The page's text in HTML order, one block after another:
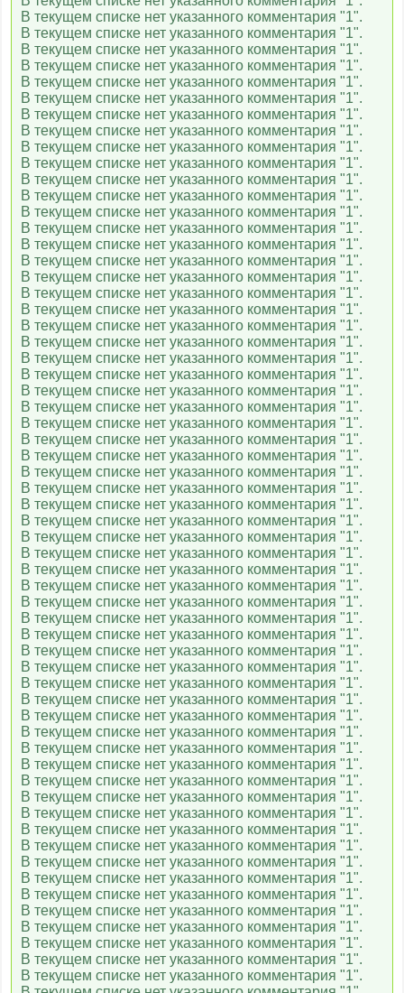
Громадське ТВ
Еспресо TV
ЧП.INFO
BBC World News
В текущем списке нет указанного комментария "1".
В текущем списке нет указанного комментария "1".
В текущем списке нет указанного комментария "1".
В текущем списке нет указанного комментария "1".
В текущем списке нет указанного комментария "1".
В текущем списке нет указанного комментария "1".
В текущем списке нет указанного комментария "1".
В текущем списке нет указанного комментария "1".
В текущем списке нет указанного комментария "1".
В текущем списке нет указанного комментария "1".
В текущем списке нет указанного комментария "1".
В текущем списке нет указанного комментария "1".
В текущем списке нет указанного комментария "1".
В текущем списке нет указанного комментария "1".
В текущем списке нет указанного комментария "1".
В текущем списке нет указанного комментария "1".
В текущем списке нет указанного комментария "1".
В текущем списке нет указанного комментария "1".
В текущем списке нет указанного комментария "1".
В текущем списке нет указанного комментария "1".
В текущем списке нет указанного комментария "1".
В текущем списке нет указанного комментария "1".
В текущем списке нет указанного комментария "1".
В текущем списке нет указанного комментария "1".
В текущем списке нет указанного комментария "1".
В текущем списке нет указанного комментария "1".
В текущем списке нет указанного комментария "1".
В текущем списке нет указанного комментария "1".
В текущем списке нет указанного комментария "1".
В текущем списке нет указанного комментария "1".
В текущем списке нет указанного комментария "1".
В текущем списке нет указанного комментария "1".
В текущем списке нет указанного комментария "1".
В текущем списке нет указанного комментария "1".
В текущем списке нет указанного комментария "1".
В текущем списке нет указанного комментария "1".
В текущем списке нет указанного комментария "1".
В текущем списке нет указанного комментария "1".
В текущем списке нет указанного комментария "1".
В текущем списке нет указанного комментария "1".
В текущем списке нет указанного комментария "1".
В текущем списке нет указанного комментария "1".
В текущем списке нет указанного комментария "1".
В текущем списке нет указанного комментария "1".
В текущем списке нет указанного комментария "1".
В текущем списке нет указанного комментария "1".
В текущем списке нет указанного комментария "1".
В текущем списке нет указанного комментария "1".
В текущем списке нет указанного комментария "1".
В текущем списке нет указанного комментария "1".
В текущем списке нет указанного комментария "1".
В текущем списке нет указанного комментария "1".
В текущем списке нет указанного комментария "1".
В текущем списке нет указанного комментария "1".
В текущем списке нет указанного комментария "1".
В текущем списке нет указанного комментария "1".
В текущем списке нет указанного комментария "1".
В текущем списке нет указанного комментария "1".
В текущем списке нет указанного комментария "1".
В текущем списке нет указанного комментария "1".